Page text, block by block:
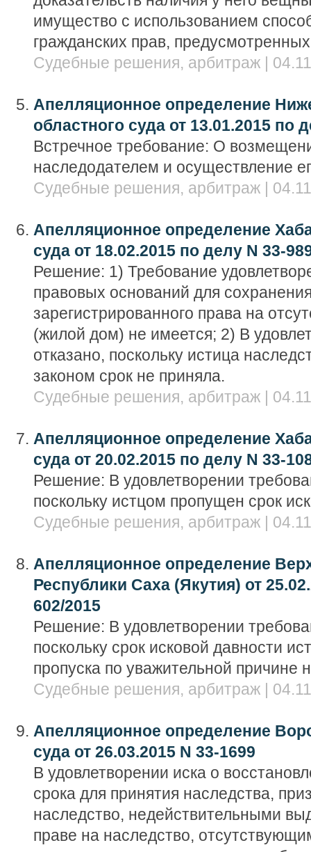
имущество с использованием
гражданских прав,
Судебные решения, арбитраж |
Апелляционное определение
областного суда от 13.01.2015 по
Встречное требование: О
наследодателем и осуществление
Судебные решения, арбитраж |
Апелляционное определение
суда от 18.02.2015 по делу N 33-
Решение: 1) Требование
правовых оснований для
зарегистрированного права на
(жилой дом) не имеется; 2) В
отказано, поскольку истица
законом срок не приняла.
Судебные решения, арбитраж |
Апелляционное определение
суда от 20.02.2015 по делу N 33-
Решение: В удовлетворении
поскольку истцом пропущен срок
Судебные решения, арбитраж |
Апелляционное определение
Республики Саха (Якутия) от
602/2015
Решение: В удовлетворении
поскольку срок исковой давности
пропуска по уважительной причине
Судебные решения, арбитраж |
Апелляционное определение
суда от 26.03.2015 N 33-1699
В удовлетворении иска о
срока для принятия наследства,
наследство, недействительными
праве на наследство,